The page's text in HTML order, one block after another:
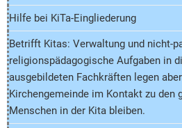
Hilfe bei KiTa-Eingliederung
Betrifft Kitas: Verwaltung und nicht-
religionspädagogische Aufgaben in
ausgebildeten Fachkräften legen
Kirchengemeinde im Kontakt zu den
Menschen in der Kita bleiben.